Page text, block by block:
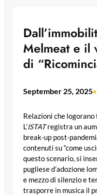
Melmeat e il
di
September 25, 2025•
Relazioni che
L’ISTATregistra un
break-up post-
contenuti su “come
questo scenario, si
pugliese d’adozione
e mezzo di silenzio e
trasporre in musica il